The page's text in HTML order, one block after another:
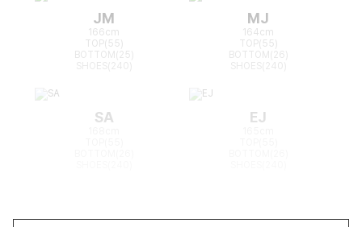
JM
166cm
TOP(55)
BOTTOM(25)
MJ
164cm
TOP(55)
BOTTOM(26)
SA EJ